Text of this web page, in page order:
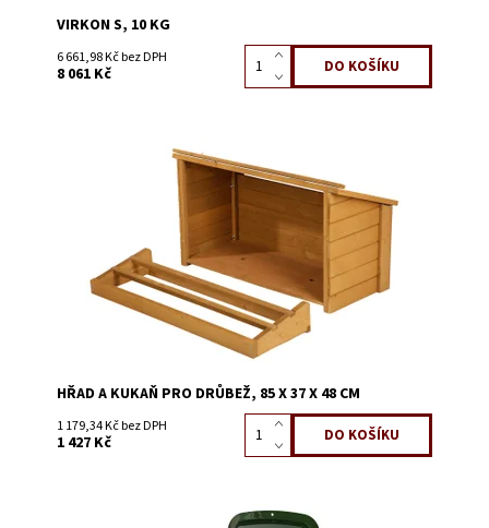
VIRKON S, 10 KG
6 661,98 Kč bez DPH
8 061 Kč
Skladem 2
51130
HŘAD A KUKAŇ PRO DRŮBEŽ, 85 X 37 X 48 CM
1 179,34 Kč bez DPH
1 427 Kč